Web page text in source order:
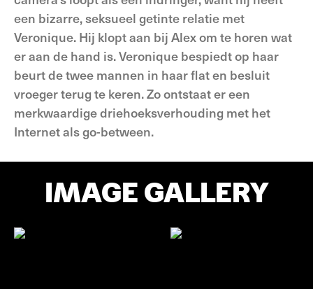
een bizarre, seksueel getinte relatie met
Veronique. Hij klopt aan bij Alex om te horen wat
er aan de hand is. Veronique bespiedt op haar
beurt de twee mannen in haar flat en besluit
vroeger terug te keren. Zo ontstaat er een
merkwaardige driehoeksverhouding met het
Internet als go-between.
IMAGE GALLERY